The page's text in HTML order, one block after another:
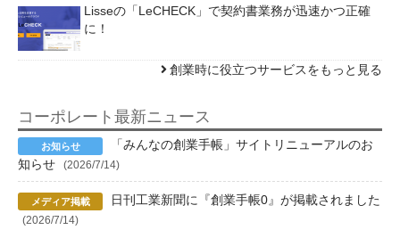
Lisseの「LeCHECK」で契約書業務が迅速かつ正確
に！
創業時に役立つサービスをもっと見る
コーポレート最新ニュース
「みんなの創業手帳」サイトリニューアルのお
知らせ
(2026/7/14)
日刊工業新聞に『創業手帳0』が掲載されました
(2026/7/14)